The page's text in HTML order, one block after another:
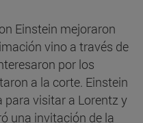
Einstein mejoraron
vino a través de
por los
a la corte. Einstein
para visitar a Lorentz y
una invitación de la